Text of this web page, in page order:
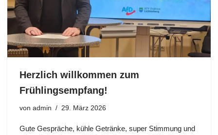
Herzlich willkommen zum
Frühlingsempfang!
von admin 29. März 2026
Gute Gespräche, kühle Getränke, super Stimmung und